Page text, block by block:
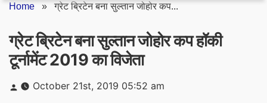
Home »ग्रेट ब्रिटेन बना सुल्तान जोहोर कप...
ग्रेट ब्रिटेन बना सुल्तान जोहोर कप हॉकी
टूर्नामेंट 2019 का विजेता
Posted
by
October 21st, 2019 05:52 am